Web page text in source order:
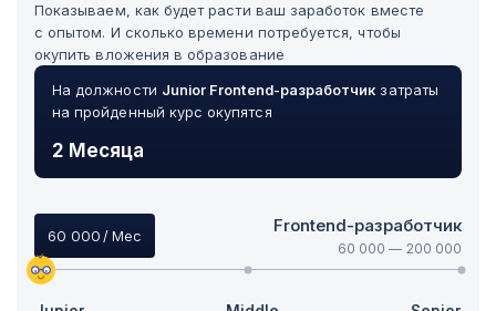
Показываем, как будет расти ваш заработок вместе
с опытом. И сколько времени потребуется, чтобы
окупить вложения в образование
На должности Junior Frontend-разработчик затраты
на пройденный курс окупятся
2 Месяца
60 000 / Мес Frontend-разработчик
60 000 — 200 000